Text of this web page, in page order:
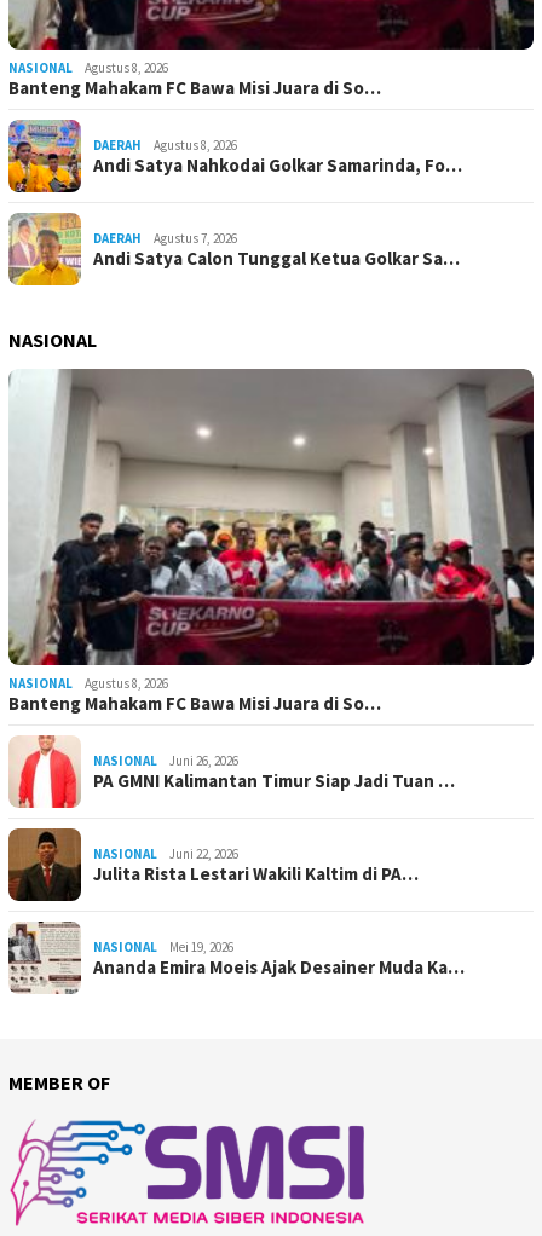
NASIONAL Agustus 8, 2026
Banteng Mahakam FC Bawa Misi Juara di So…
DAERAH Agustus 8, 2026
Andi Satya Nahkodai Golkar Samarinda, Fo…
DAERAH Agustus 7, 2026
Andi Satya Calon Tunggal Ketua Golkar Sa…
NASIONAL
NASIONAL Agustus 8, 2026
Banteng Mahakam FC Bawa Misi Juara di So…
NASIONAL Juni 26, 2026
PA GMNI Kalimantan Timur Siap Jadi Tuan …
NASIONAL Juni 22, 2026
Julita Rista Lestari Wakili Kaltim di PA…
NASIONAL Mei 19, 2026
Ananda Emira Moeis Ajak Desainer Muda Ka…
MEMBER OF